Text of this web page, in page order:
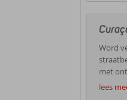
Word
met
lees